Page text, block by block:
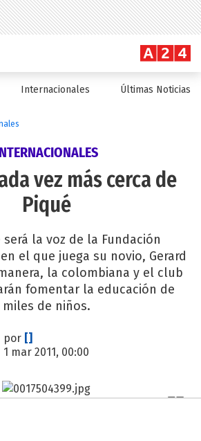
Internacionales Últimas Noticias
vez más cerca de
Piqué
la voz de la Fundación
el que juega su novio, Gerard
la colombiana y el club
fomentar la educación de
miles de niños.
por []
1 mar 2011, 00:00